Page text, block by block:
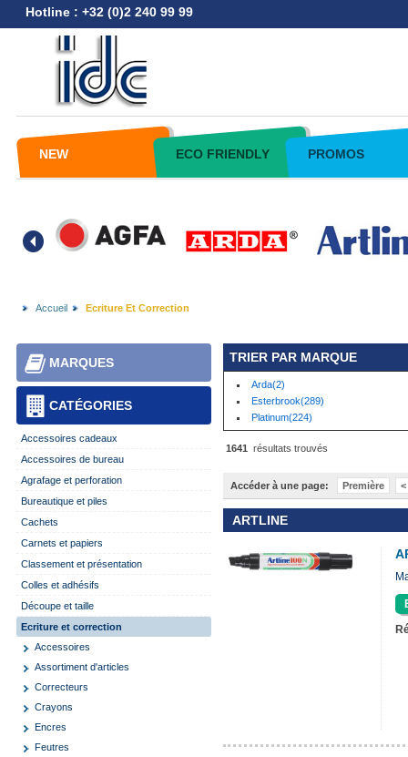
Hotline : +32 (0)2 240 99 99
NEW ECO FRIENDLY PROMOS
Accueil Ecriture Et Correction
CATÉGORIES
MARQUES
Accessoires cadeaux
Accessoires de bureau
Agrafage et perforation
Bureautique et piles
Cachets
Carnets et papiers
Classement et présentation
Colles et adhésifs
Découpe et taille
Ecriture et correction
Accessoires
Assortiment d'articles
Correcteurs
Crayons
Encres
Feutres
TRIER PAR MARQUE
Arda(2)
Esterbrook(289)
Platinum(224)
1641 résultats trouvés
Accéder à une page: Première <
ARTLINE